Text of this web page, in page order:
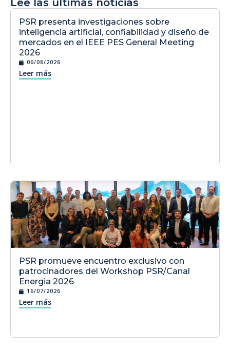
Lee las últimas noticias
PSR presenta investigaciones sobre
inteligencia artificial, confiabilidad y diseño de
mercados en el IEEE PES General Meeting
2026
06/08/2026
Leer más
PSR promueve encuentro exclusivo con
patrocinadores del Workshop PSR/Canal
Energia 2026
16/07/2026
Leer más